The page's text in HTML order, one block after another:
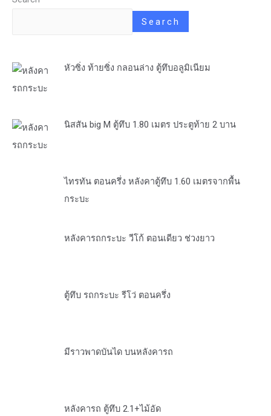
Search
หัวซิ่ง ท้ายซิ่ง กลอนล่าง ตู้ทึบอลูมิเนียม
นิสสัน big M ตู้ทึบ 1.80 เมตร ประตูท้าย 2 บาน
ไทรทัน ตอนครึ่ง หลังคาตู้ทึบ 1.60 เมตรจากพื้น
กระบะ
หลังคารถกระบะ วีโก้ ตอนเดียว ช่วงยาว
ตู้ทึบ รถกระบะ รีโว่ ตอนครึ่ง
มีราวพาดบันได บนหลังคารถ
หลังคารถ ตู้ทึบ 2.1+ไม้อัด